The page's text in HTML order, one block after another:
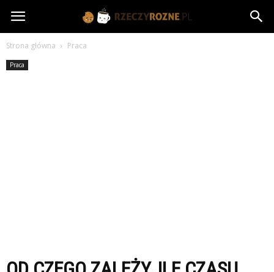
rzeczyrozne.pl
Strona główna Praca
Praca